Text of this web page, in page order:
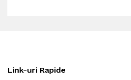
Link-uri Rapide